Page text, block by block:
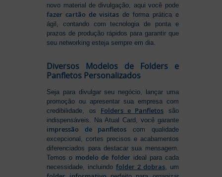
novo material de divulgação, aqui você pode
fazer cartão de visitas de forma prática e
ágil, contando com tecnologia de ponta e
prazos de produção rápidos para garantir que
seu networking esteja sempre em dia.
Diversos Modelos de Folders e
Panfletos Personalizados
Seja para divulgar seu negócio, lançar uma
promoção ou apresentar sua empresa com
credibilidade, os Folders e Panfletos são
indispensáveis. Na Atual Card, você garante
impressão de panfletos com qualidade
excepcional, cortes precisos e acabamentos
diferenciados para destacar sua mensagem.
Temos o modelo de folder ideal para cada
necessidade, incluindofolder 2 dobras, um